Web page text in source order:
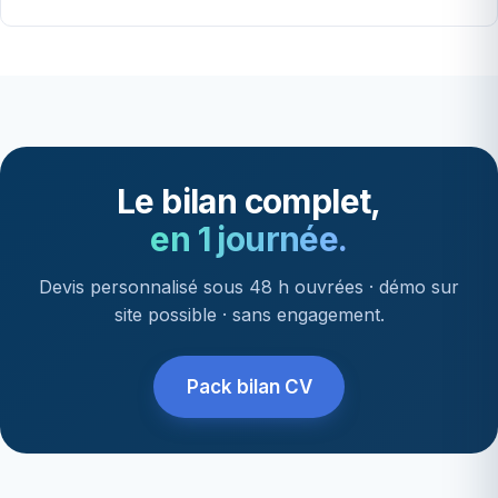
Le bilan complet,
en 1 journée.
Devis personnalisé sous 48 h ouvrées · démo sur
site possible · sans engagement.
Pack bilan CV